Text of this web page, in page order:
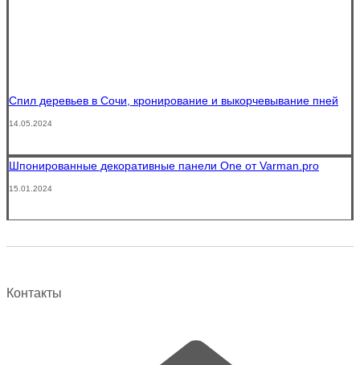
Спил деревьев в Сочи, кронирование и выкорчевывание пней
14.05.2024
Шпонированные декоративные панели One от Varman.pro
15.01.2024
Контакты